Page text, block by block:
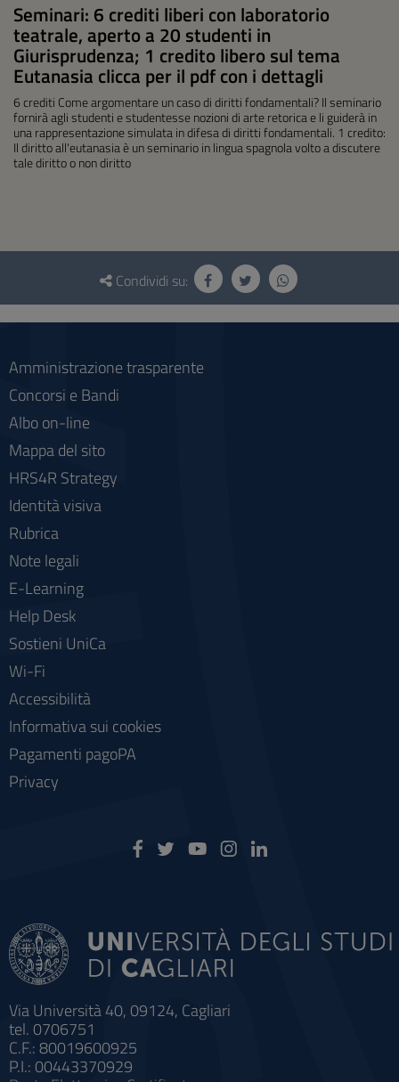
Seminari: 6 crediti liberi con laboratorio
teatrale, aperto a 20 studenti in
Giurisprudenza; 1 credito libero sul tema
Eutanasia clicca per il pdf con i dettagli
6 crediti Come argomentare un caso di diritti fondamentali? Il seminario
fornirà agli studenti e studentesse nozioni di arte retorica e li guiderà in
una rappresentazione simulata in difesa di diritti fondamentali. 1 credito:
Il diritto all'eutanasia è un seminario in lingua spagnola volto a discutere
tale diritto o non diritto
Questionario
social
Condividi su:
Via Università 40, 09124, Cagliari
tel. 0706751
C.F.: 80019600925
P.I.: 00443370929
Amministrazione trasparente
Concorsi e Bandi
Albo on-line
Mappa del sito
HRS4R Strategy
Identità visiva
Rubrica
Note legali
E-Learning
Help Desk
Sostieni UniCa
Wi-Fi
Accessibilità
Informativa sui cookies
Pagamenti pagoPA
Privacy